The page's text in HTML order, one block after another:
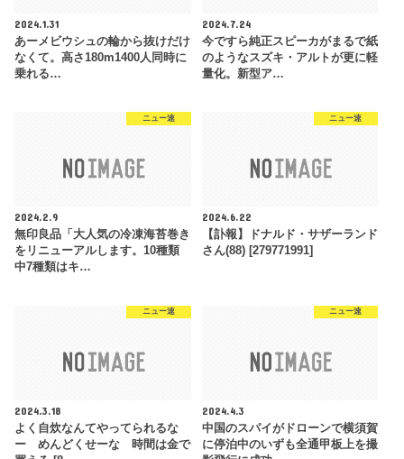
2024.1.31
あーメビウシュの輪から抜けだけ
なくて。高さ180m1400人同時に
乗れる…
2024.7.24
今ですら純正スピーカがまるで紙
のようなスズキ・アルトが更に軽
量化。新型ア…
ニュー速
2024.2.9
無印良品「大人気の冷凍海苔巻き
をリニューアルします。10種類
中7種類はキ…
ニュー速
2024.6.22
【訃報】ドナルド・サザーランド
さん(88) [279771991]
ニュー速
2024.3.18
よく自炊なんてやってられるな
ー めんどくせーな 時間は金で
ニュー速
2024.4.3
中国のスパイがドローンで横須賀
に停泊中のいずも全通甲板上を撮